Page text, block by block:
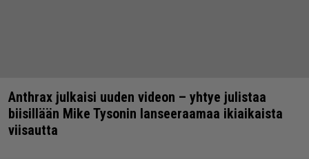
Anthrax julkaisi uuden videon – yhtye julistaa
biisillään Mike Tysonin lanseeraamaa ikiaikaista
viisautta